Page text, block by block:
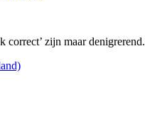
correct’ zijn maar denigrerend.